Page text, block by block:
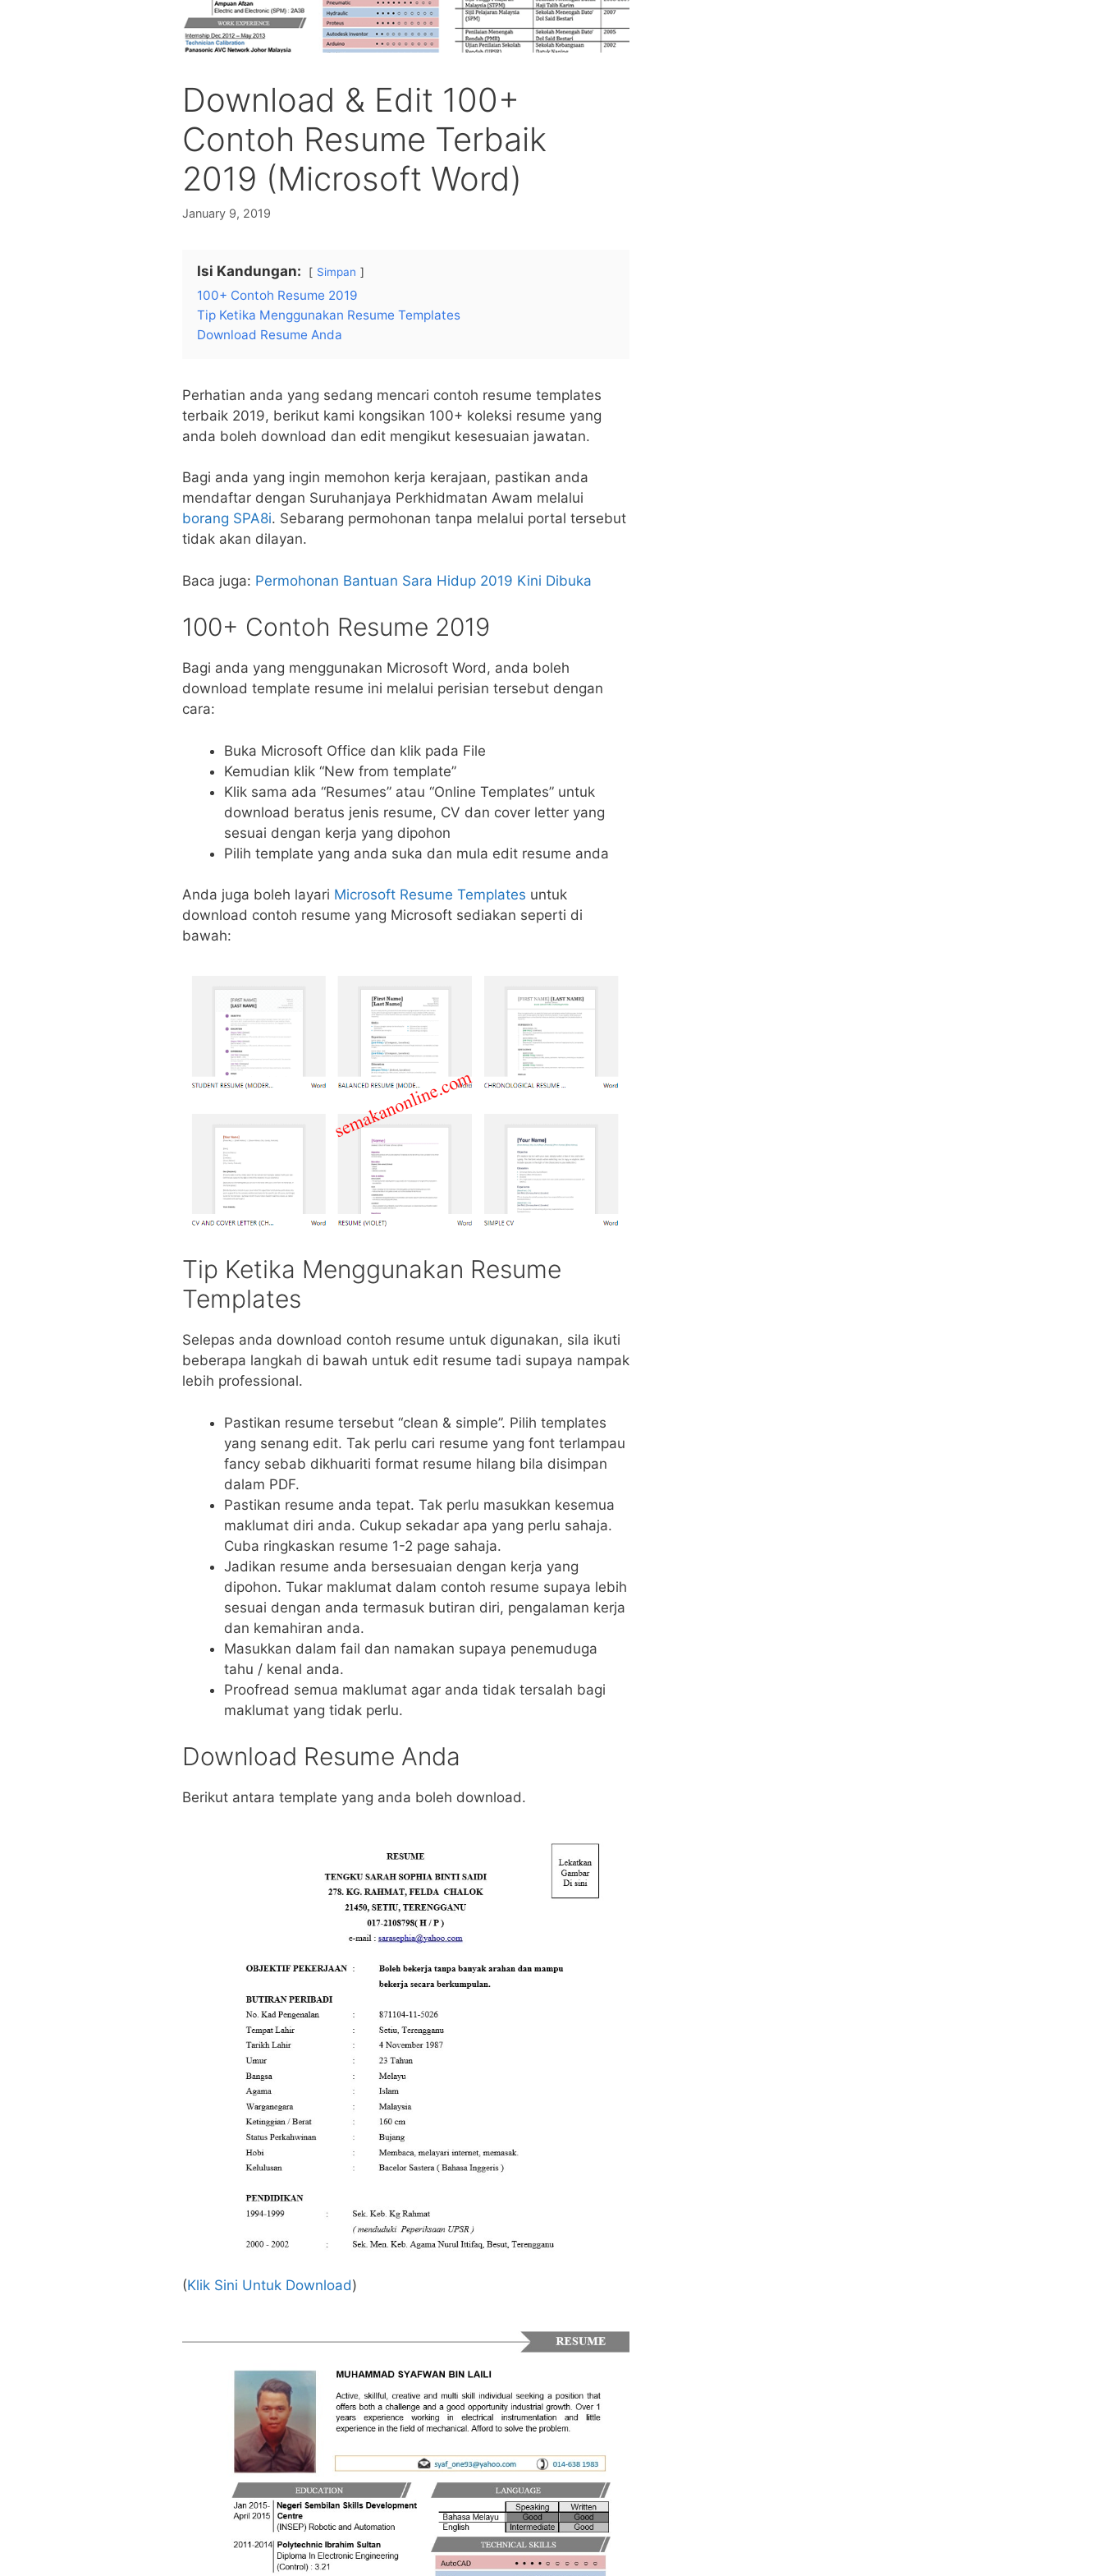
Download & Edit 100+
Contoh Resume Terbaik
2019 (Microsoft Word)
January 9, 2019
Isi Kandungan: Simpan
100+ Contoh Resume 2019
Tip Ketika Menggunakan Resume Templates
Download Resume Anda
Perhatian anda yang sedang mencari contoh resume templates
terbaik 2019, berikut kami kongsikan 100+ koleksi resume yang
anda boleh download dan edit mengikut kesesuaian jawatan.
Bagi anda yang ingin memohon kerja kerajaan, pastikan anda
mendaftar dengan Suruhanjaya Perkhidmatan Awam melalui
borang SPA8i. Sebarang permohonan tanpa melalui portal tersebut
tidak akan dilayan.
Baca juga: Permohonan Bantuan Sara Hidup 2019 Kini Dibuka
100+ Contoh Resume 2019
Bagi anda yang menggunakan Microsoft Word, anda boleh
download template resume ini melalui perisian tersebut dengan
cara:
Buka Microsoft Office dan klik pada File
Kemudian klik “New from template”
Klik sama ada “Resumes” atau “Online Templates” untuk
download beratus jenis resume, CV dan cover letter yang
sesuai dengan kerja yang dipohon
Pilih template yang anda suka dan mula edit resume anda
Anda juga boleh layari Microsoft Resume Templates untuk
download contoh resume yang Microsoft sediakan seperti di
bawah:
Tip Ketika Menggunakan Resume
Templates
Selepas anda download contoh resume untuk digunakan, sila ikuti
beberapa langkah di bawah untuk edit resume tadi supaya nampak
lebih professional.
Pastikan resume tersebut “clean & simple”. Pilih templates
yang senang edit. Tak perlu cari resume yang font terlampau
fancy sebab dikhuariti format resume hilang bila disimpan
dalam PDF.
Pastikan resume anda tepat. Tak perlu masukkan kesemua
maklumat diri anda. Cukup sekadar apa yang perlu sahaja.
Cuba ringkaskan resume 1-2 page sahaja.
Jadikan resume anda bersesuaian dengan kerja yang
dipohon. Tukar maklumat dalam contoh resume supaya lebih
sesuai dengan anda termasuk butiran diri, pengalaman kerja
dan kemahiran anda.
Masukkan dalam fail dan namakan supaya penemuduga
tahu / kenal anda.
Proofread semua maklumat agar anda tidak tersalah bagi
maklumat yang tidak perlu.
Download Resume Anda
Berikut antara template yang anda boleh download.
(Klik Sini Untuk Download)